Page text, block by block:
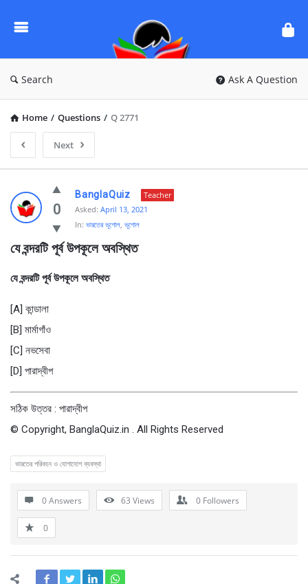
Questions
Search Ask A Question
Home / Questions / Q 2771
Next
Ask
Questions
BanglaQuiz
Latest
0
BanglaQuiz
Teacher
Asked: April 13, 2021
In: ভারতের ভূগোল, ভূগোল
যে বন্দরটি পূর্ব উপকূলে অবস্থিত
যে বন্দরটি পূর্ব উপকূলে অবস্থিত
[A] কান্ডালা
[B] মার্মাগাঁও
[C] নভসেবা
[D] পারাদ্বীপ
সঠিক উত্তর : পারাদ্বীপ
© Copyright, BanglaQuiz.in . All Rights Reserved
ভারতের পরিবহন ও যোগাযোগ ব্যবস্থা
0 Answers 63 Views 0 Followers
0